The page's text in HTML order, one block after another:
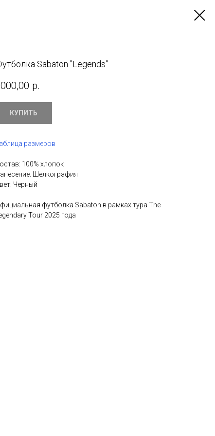
Sabaton "Legends"
р.
КУПИТЬ
размеров
100% хлопок
Шелкография
Черный
футболка Sabaton в рамках тура The
Tour 2025 года